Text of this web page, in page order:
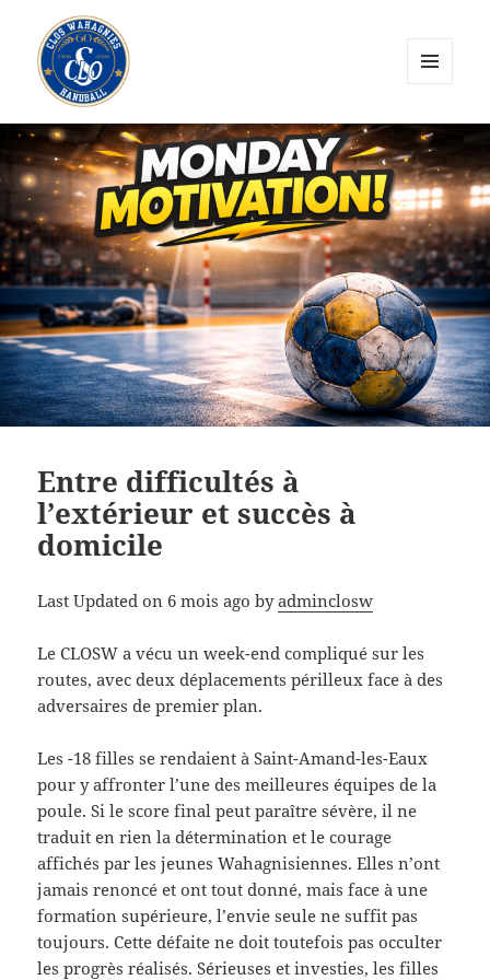
CLOS Wahagnies Handball
WIDGETS
Entre difficultés à
l’extérieur et succès à
domicile
Last Updated on 6 mois ago byadminclosw
Le CLOSW a vécu un week-end compliqué sur les
routes, avec deux déplacements périlleux face à des
adversaires de premier plan.
Les -18 filles se rendaient à Saint-Amand-les-Eaux
pour y affronter l’une des meilleures équipes de la
poule. Si le score final peut paraître sévère, il ne
traduit en rien la détermination et le courage
affichés par les jeunes Wahagnisiennes. Elles n’ont
jamais renoncé et ont tout donné, mais face à une
formation supérieure, l’envie seule ne suffit pas
toujours. Cette défaite ne doit toutefois pas occulter
les progrès réalisés. Sérieuses et investies, les filles